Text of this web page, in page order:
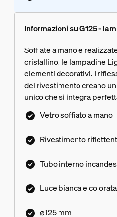
Informazioni su G125 -
Soffiate a mano e
cristallino, le lampadine
elementi decorativi. I
del rivestimento creano
unico che si integra
sorprendente forma a globo.
Vetro soffiato a mano
Rivestimento
Tubo interno
Luce bianca e colorata
⌀125 mm